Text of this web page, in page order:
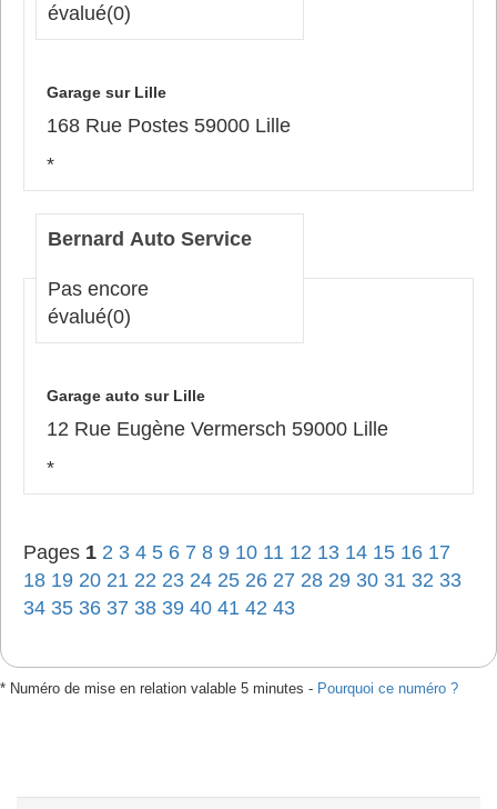
évalué(0)
Garage sur Lille
168 Rue Postes 59000 Lille
*
Bernard Auto Service
Pas encore
évalué(0)
Garage auto sur Lille
12 Rue Eugène Vermersch 59000 Lille
*
Pages 1 2 3 4 5 6 7 8 9 10 11 12 13 14 15 16 17
18 19 20 21 22 23 24 25 26 27 28 29 30 31 32 33
34 35 36 37 38 39 40 41 42 43
* Numéro de mise en relation valable 5 minutes - Pourquoi ce numéro ?